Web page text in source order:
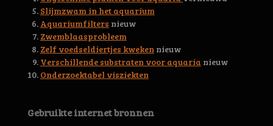
e
Slijmzwam in het aquarium
Aquariumfilters nieuw
Zwemblaasprobleem
Zelf voedseldiertjes kweken nieuw
Verschillende substraten voor aquaria nieuw
Onderzoektabel visziekten
Gebruikte internet bronnen